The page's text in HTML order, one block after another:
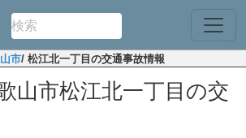
市/ 松江北一丁目の交通事故情報
山市松江北一丁目の交